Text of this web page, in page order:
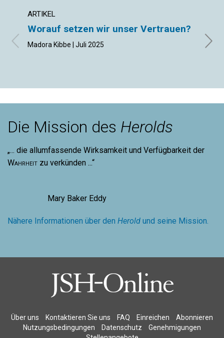
ARTIKEL
Worauf setzen wir unser Vertrauen?
Madora Kibbe | Juli 2025
Die Mission des Herolds
„... die allumfassende Wirksamkeit und Verfügbarkeit der
Wahrheit zu verkünden ...“
Mary Baker Eddy
Nähere Informationen über den Herold und seine Mission.
Über uns Kontaktieren Sie uns FAQ Einreichen
Abonnieren
Nutzungsbedingungen
Datenschutz
Genehmigungen